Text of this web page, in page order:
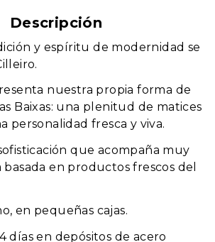
Descripción
y espíritu de modernidad se
nuestra propia forma de
Baixas: una plenitud de matices
personalidad fresca y viva.
que acompaña muy
en productos frescos del
en pequeñas cajas.
días en depósitos de acero